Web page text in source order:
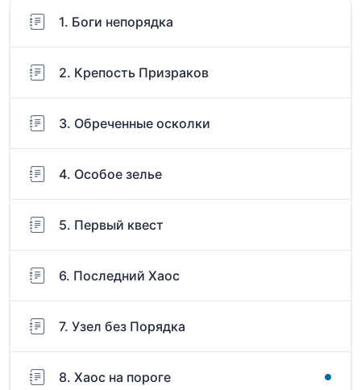
1. Боги непорядка
2. Крепость Призраков
3. Обреченные осколки
4. Особое зелье
5. Первый квест
6. Последний Хаос
7. Узел без Порядка
8. Хаос на пороге